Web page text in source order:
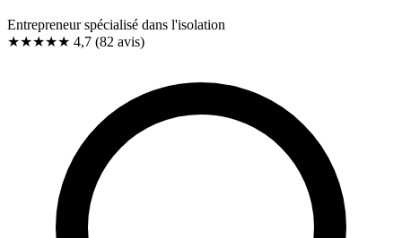
Entrepreneur spécialisé dans l'isolation
★★★★★ 4,7 (82 avis)